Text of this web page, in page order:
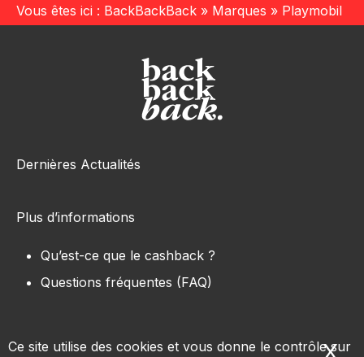
Ce site utilise des cookies et vous donne le contrôle sur
Vous êtes ici : BackBackBack » Marques » Playmobil
Dernières Actualités
Plus d’informations
Qu’est-ce que le cashback ?
Questions fréquentes (FAQ)